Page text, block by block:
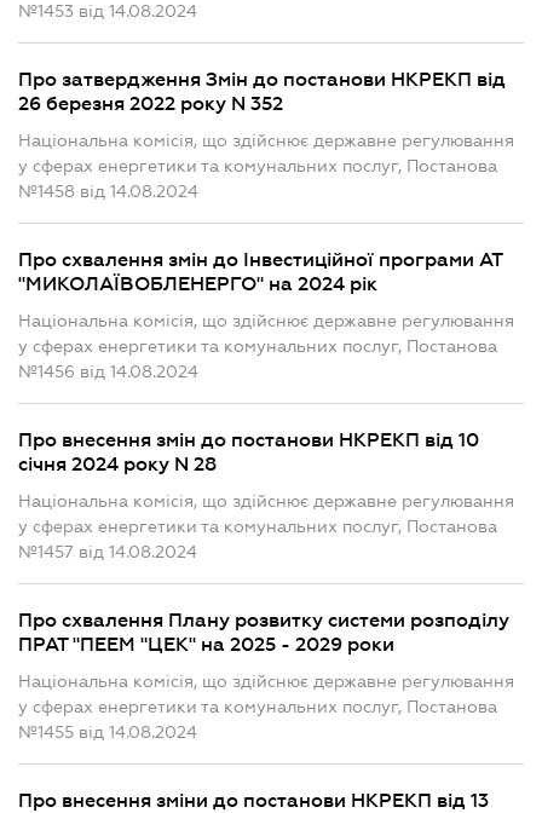
№1453 від 14.08.2024
Про затвердження Змін до постанови НКРЕКП від
26 березня 2022 року N 352
Національна комісія, що здійснює державне регулювання
у сферах енергетики та комунальних послуг, Постанова
№1458 від 14.08.2024
Про схвалення змін до Інвестиційної програми АТ
"МИКОЛАЇВОБЛЕНЕРГО" на 2024 рік
Національна комісія, що здійснює державне регулювання
у сферах енергетики та комунальних послуг, Постанова
№1456 від 14.08.2024
Про внесення змін до постанови НКРЕКП від 10
січня 2024 року N 28
Національна комісія, що здійснює державне регулювання
у сферах енергетики та комунальних послуг, Постанова
№1457 від 14.08.2024
Про схвалення Плану розвитку системи розподілу
ПРАТ "ПЕЕМ "ЦЕК" на 2025 - 2029 роки
Національна комісія, що здійснює державне регулювання
у сферах енергетики та комунальних послуг, Постанова
№1455 від 14.08.2024
Про внесення зміни до постанови НКРЕКП від 13